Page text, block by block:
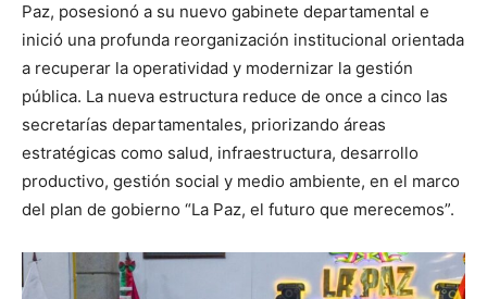
Paz, posesionó a su nuevo gabinete departamental e
inició una profunda reorganización institucional orientada
a recuperar la operatividad y modernizar la gestión
pública. La nueva estructura reduce de once a cinco las
secretarías departamentales, priorizando áreas
estratégicas como salud, infraestructura, desarrollo
productivo, gestión social y medio ambiente, en el marco
del plan de gobierno “La Paz, el futuro que merecemos”.